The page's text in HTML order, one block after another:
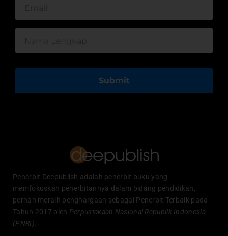
Submit
Penerbit Deepublish adalah penerbit buku yang
memfokuskan penerbitannya dalam bidang pendidikan,
pernah meraih penghargaan sebagai Penerbit Terbaik pada
Tahun 2017 oleh Perpustakaan Nasional Republik Indonesia
(PNRI).